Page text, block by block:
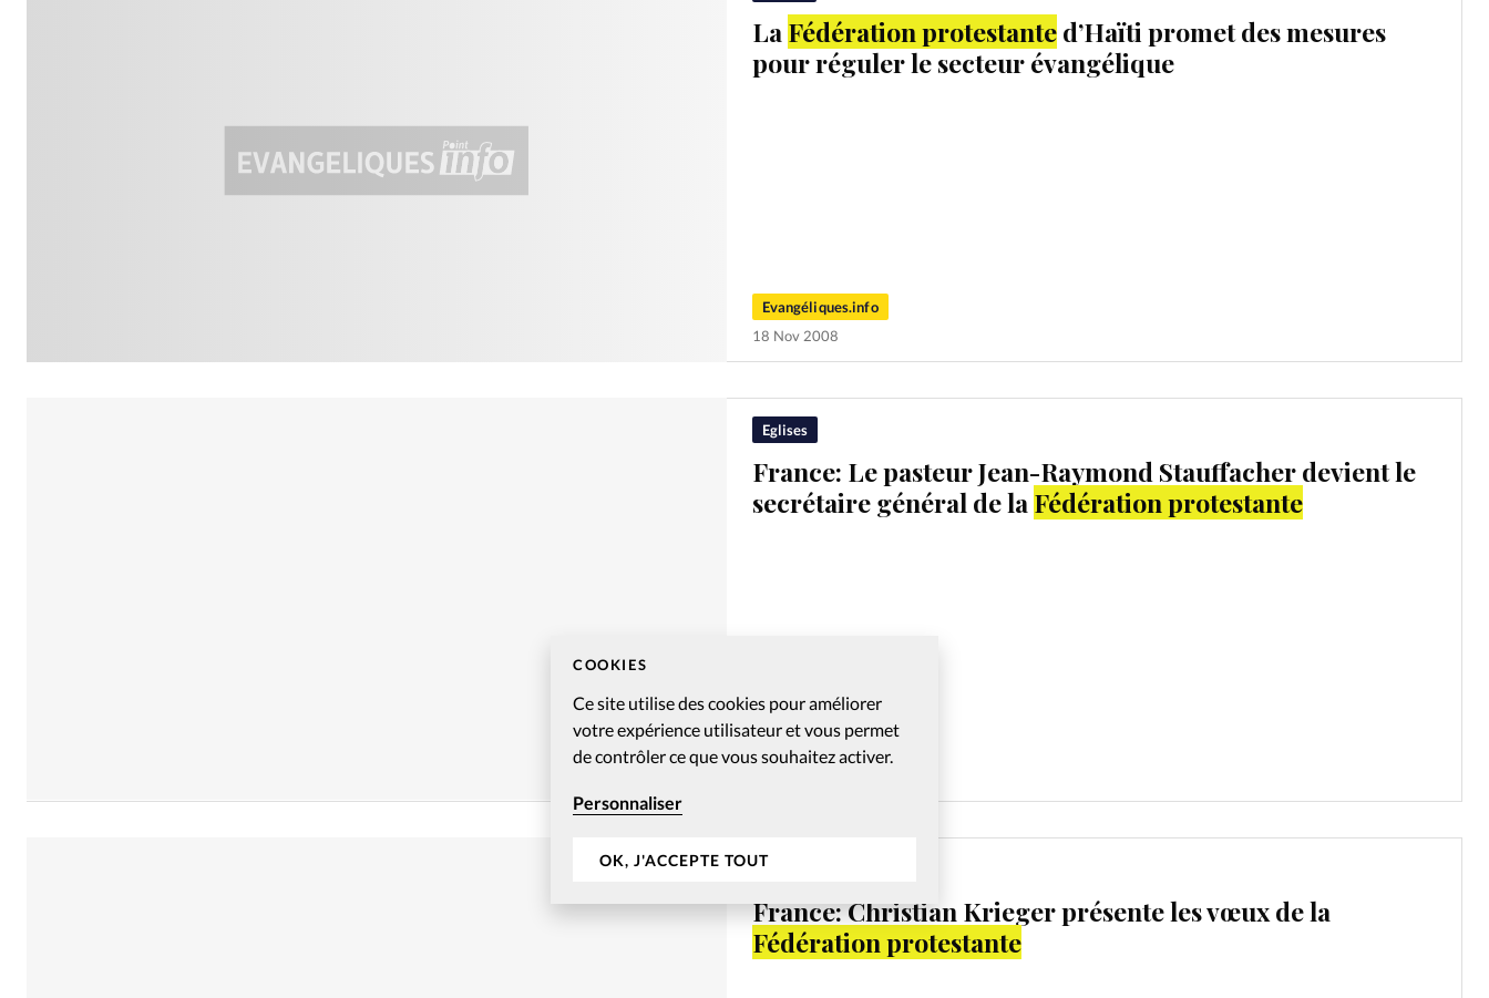
COOKIES
Ce site utilise des cookies pour améliorer
votre expérience utilisateur et vous permet
de contrôler ce que vous souhaitez activer.
Personnaliser
OK, J'ACCEPTE TOUT
La Fédération protestanted’Haïti promet des mesures
pour réguler le secteur évangélique
Evangéliques.info
18 Nov 2008
Eglises
France: Le pasteur Jean-Raymond Stauffacher devient le
secrétaire général de la Fédération protestante
Evangéliques.info
Société
France: Christian Krieger présente les vœux de la
Fédération protestante